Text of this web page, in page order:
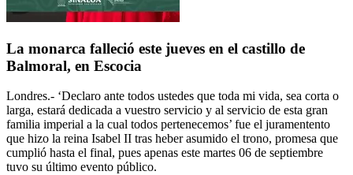
La monarca falleció este jueves en el castillo de
Balmoral, en Escocia
Londres.- ‘Declaro ante todos ustedes que toda mi vida, sea corta o
larga, estará dedicada a vuestro servicio y al servicio de esta gran
familia imperial a la cual todos pertenecemos’ fue el juramentento
que hizo la reina Isabel II tras heber asumido el trono, promesa que
cumplió hasta el final, pues apenas este martes 06 de septiembre
tuvo su último evento público.